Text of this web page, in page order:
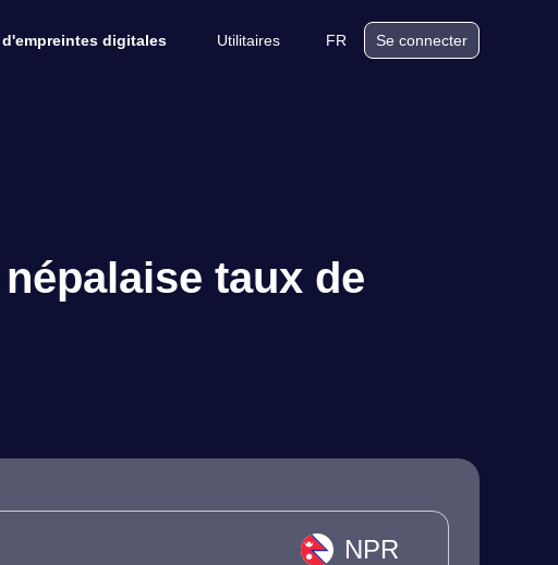
digitales Utilitaires FR Se connecter
taux de
NPR